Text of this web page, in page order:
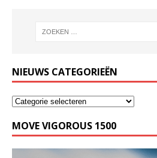
NIEUWS CATEGORIEËN
MOVE VIGOROUS 1500